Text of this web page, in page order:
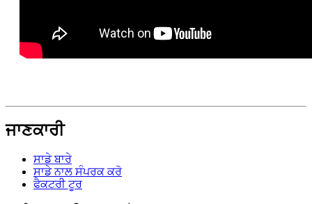
ਜਾਣਕਾਰੀ
ਸਾਡੇ ਬਾਰੇ
ਸਾਡੇ ਨਾਲ ਸੰਪਰਕ ਕਰੋ
ਫੈਕਟਰੀ ਟੂਰ